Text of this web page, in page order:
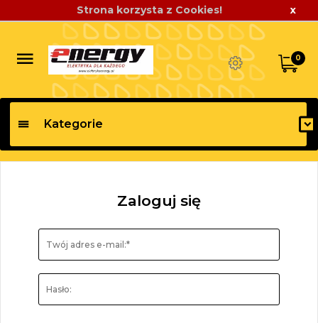
Strona korzysta z Cookies! x
0
Kategorie
Zaloguj się